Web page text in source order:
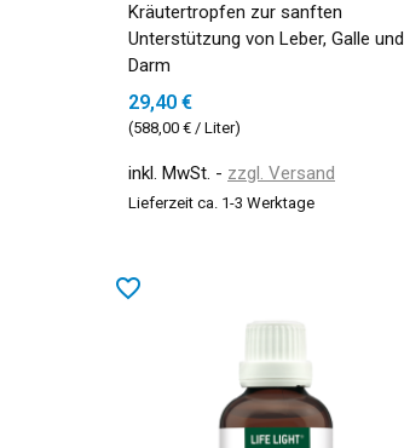
Kräutertropfen zur sanften
Unterstützung von Leber, Galle und
Darm
29,40 €
(588,00 € / Liter)
inkl. MwSt. zzgl. Versand
Lieferzeit ca. 1-3 Werktage
favorite_border